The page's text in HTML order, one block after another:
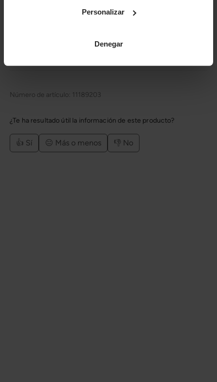
Personalizar
Denegar
Número de artículo: 11189203
¿Te ha resultado útil la información de este producto?
👍 Sí 😐 Más o menos 👎 No